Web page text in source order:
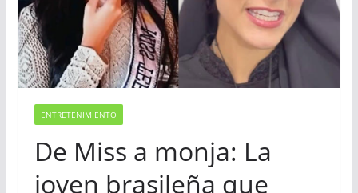
ENTRETENIMIENTO
De Miss a monja: La
joven brasileña que